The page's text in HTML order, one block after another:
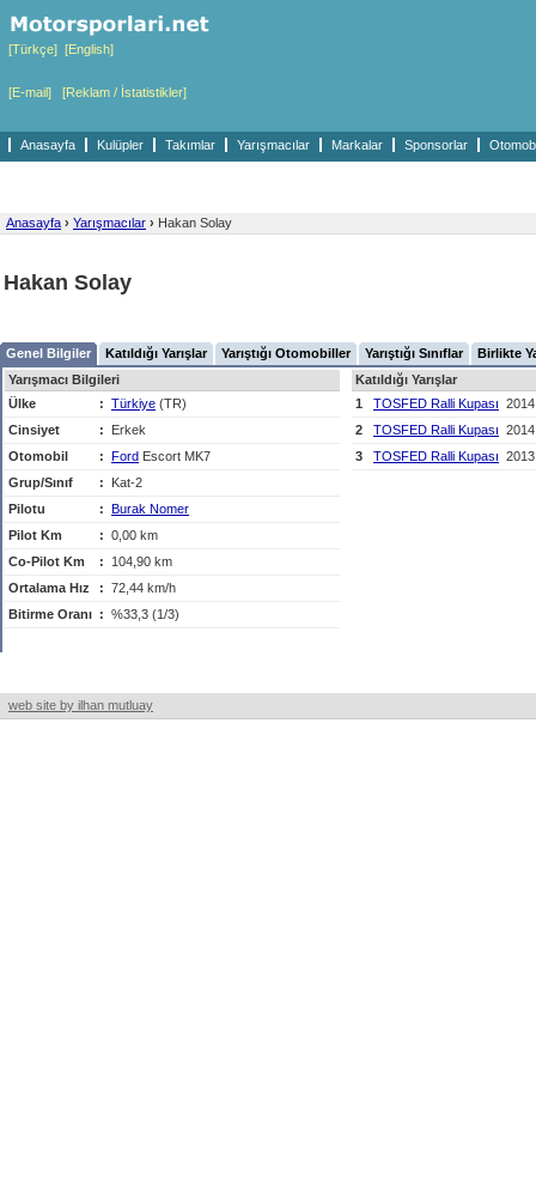
[Türkçe] [English]
[E-mail] [Reklam / İstatistikler]
Anasayfa Kulüpler Takımlar Yarışmacılar Markalar Sponsorlar
Anasayfa › Yarışmacılar › Hakan Solay
Hakan Solay
Genel Bilgiler Katıldığı Yarışlar Yarıştığı Otomobiller Yarıştığı Sınıflar
Birlikte
Yarışmacı Bilgileri
Ülke
: Türkiye (TR)
Cinsiyet
:
Erkek
Otomobil
: Ford Escort MK7
Grup/Sınıf
:
Kat-2
Pilotu
: Burak Nomer
Pilot Km
: 0,00 km
Co-Pilot Km
:
104,90 km
Ortalama Hız
: 72,44 km/h
Bitirme Oranı : %33,3 (1/3)
Katıldığı Yarışlar
1
TOSFED Ralli Kupası 2014
2
TOSFED Ralli Kupası 2014
3
TOSFED Ralli Kupası 2013
web site by ilhan mutluay